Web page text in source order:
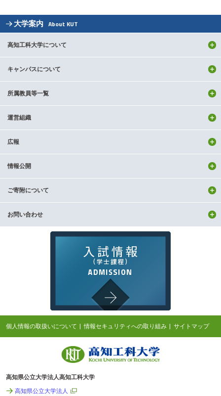
大学案内 About KUT
高知工科大学について
キャンパスについて
所属教員等一覧
運営組織
広報
情報公開
ご寄附について
お問い合わせ
個人情報の取扱いについて 情報セキュリティへの取り組み サイトマップ
高知県公立大学法人高知工科大学
高知県公立大学法人